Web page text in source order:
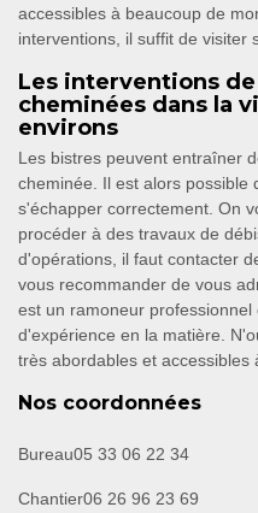
accessibles à beaucoup de
interventions, il suffit de visiter
Les interventions
cheminées dans la
environs
Les bistres peuvent entraîner
cheminée. Il est alors possible
s'échapper correctement. On
procéder à des travaux de
d'opérations, il faut contacter
vous recommander de vous
est un ramoneur
d'expérience en la matière.
très abordables et accessibles
Nos coordonnées
Bureau05 33 06 22 34
Chantier06 26 96 23 69